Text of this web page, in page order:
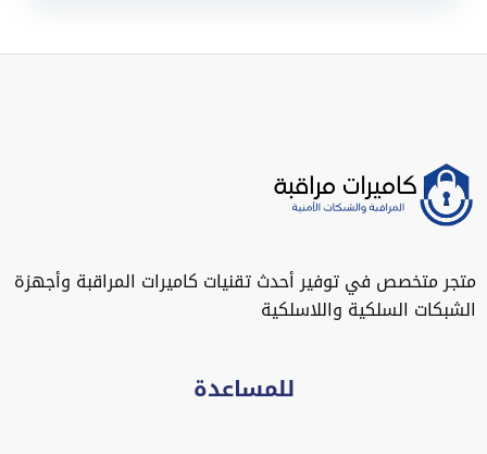
متجر متخصص في توفير أحدث تقنيات كاميرات المراقبة وأجهزة
الشبكات السلكية واللاسلكية
للمساعدة